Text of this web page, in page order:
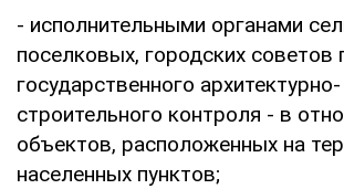
- исполнительными органами
поселковых, городских советов
государственного архитектурно-
строительного контроля - в
объектов, расположенных на
населенных пунктов;